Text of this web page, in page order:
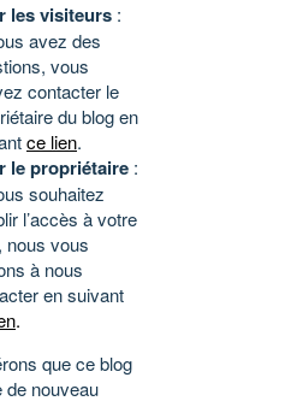
les visiteurs :
avez des
vous
contacter le
du blog en
ce lien.
le propriétaire :
souhaitez
l’accès à votre
nous vous
à nous
en suivant
.
que ce blog
de nouveau